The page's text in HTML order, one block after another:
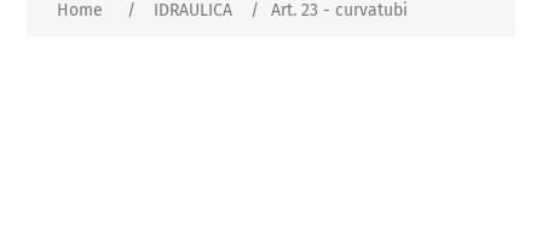
Home / IDRAULICA / Art. 23 - curvatubi